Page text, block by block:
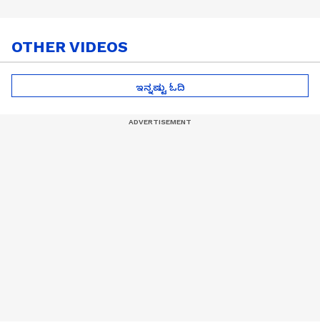
OTHER VIDEOS
ಇನ್ನಷ್ಟು ಓದಿ